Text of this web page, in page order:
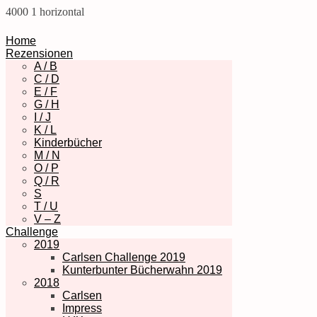
4000 1 horizontal
Home
Rezensionen
A / B
C / D
E / F
G / H
I / J
K / L
Kinderbücher
M / N
O / P
Q / R
S
T / U
V – Z
Challenge
2019
Carlsen Challenge 2019
Kunterbunter Bücherwahn 2019
2018
Carlsen
Impress